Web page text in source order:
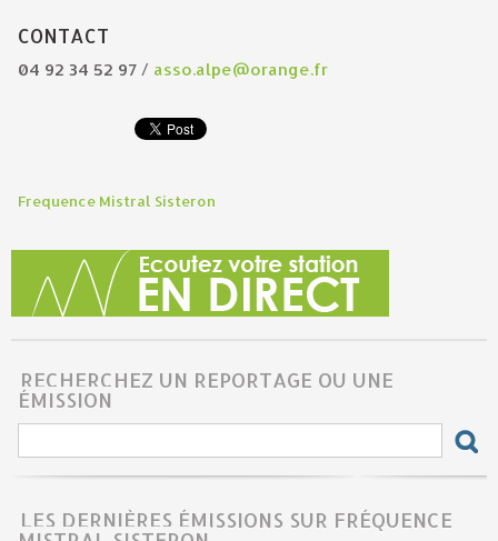
CONTACT
04 92 34 52 97 / asso.alpe@orange.fr
Frequence Mistral Sisteron
RECHERCHEZ UN REPORTAGE OU UNE
ÉMISSION
LES DERNIÈRES ÉMISSIONS SUR FRÉQUENCE